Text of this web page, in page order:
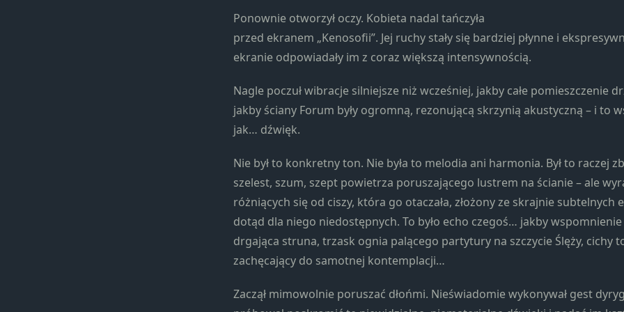
Ponownie otworzył oczy. Kobieta nadal tańczyła
przed ekranem „Kenosofii”. Jej ruchy stały się bardziej płynne i
ekranie odpowiadały im z coraz większą intensywnością.
Nagle poczuł wibracje silniejsze niż wcześniej, jakby całe pomieszczenie
jakby ściany Forum były ogromną, rezonującą skrzynią akustyczną – i to
jak… dźwięk.
Nie był to konkretny ton. Nie była to melodia ani harmonia. Był to raczej
szelest, szum, szept powietrza poruszającego lustrem na ścianie – ale
różniących się od ciszy, która go otaczała, złożony ze skrajnie subtelnych
dotąd dla niego niedostępnych. To było echo czegoś… jakby
drgająca struna, trzask ognia palącego partytury na szczycie Ślęży, cichy
zachęcający do samotnej kontemplacji…
Zaczął mimowolnie poruszać dłońmi. Nieświadomie wykonywał gest